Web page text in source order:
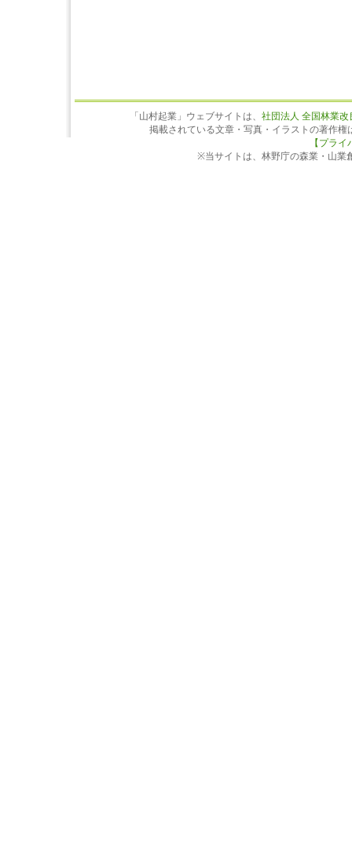
「山村起業」ウェブサイトは、 社団法人 全国林業
掲載されている文章・写真・イラストの著作
【プラ
※当サイトは、林野庁の森業・山業